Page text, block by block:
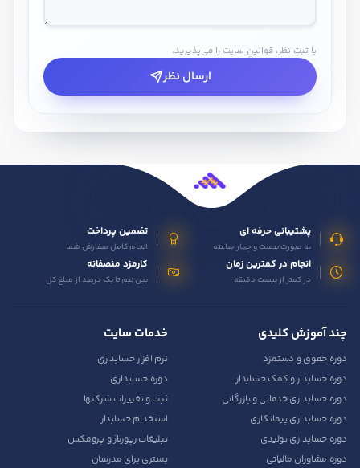
با ثبتِ نظر، قوانینِ سایت را می‌پذیرید.
ارسال نظر
پشتیبانی حرفه ای
به صورت بیست و چهار ساعته
تضمین پرداخت
انجام کامل سفارش شما
انجام در کمترین زمان
در کمتر از بیست دقیقه
کارمزد منصفانه
بین نیم تا یک درصد از مبلغ کل
چند آموزش کلیدی
دوره حقوق و دستمزد
دوره حسابدار و کمک حسابدار
دوره حسابداری خدماتی و بازرگانی
دوره حسابداری پیمانکاری
دوره حسابداری تولیدی
دوره مشاوران مالیاتی
خدمات سایت
نرم افزار حسابداری
دوره حسابداری
ثبت و تغییرات شرکتها
استخدام حسابدار
تبلیغات رپورتاژ و پرومکس
بستری برای مدرسان